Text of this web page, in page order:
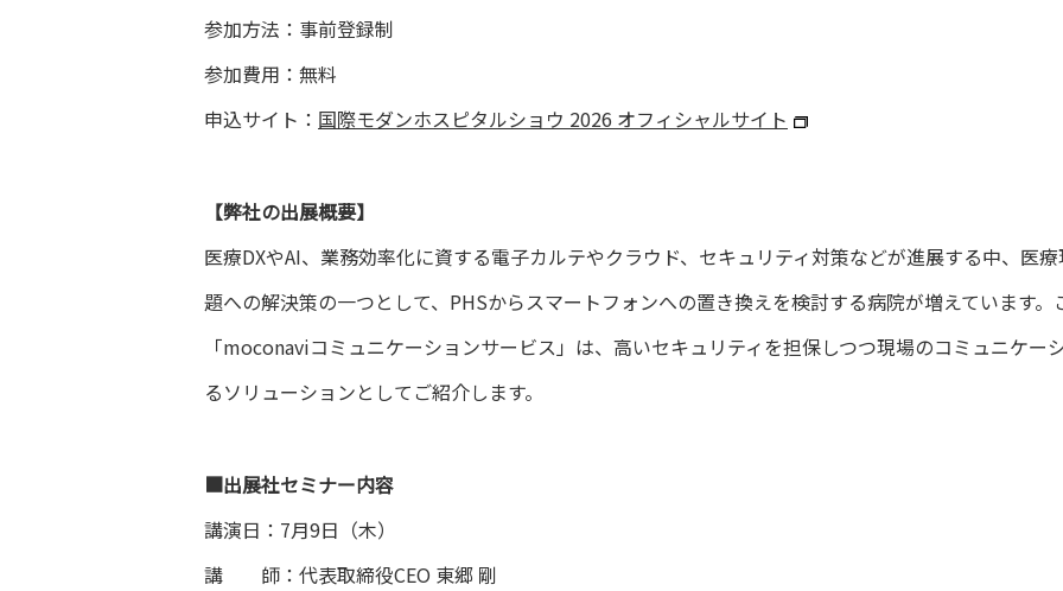
参加方法：事前登録制
参加費用：無料
申込サイト： 国際モダンホスピタルショウ 2026 オフィシャルサイト
【弊社の出展概要】
医療DXやAI、業務効率化に資する電子カルテやクラウド、セキュリティ対策などが進展する中、医
題への解決策の一つとして、PHSからスマートフォンへの置き換えを検討する病院が増えています
「moconaviコミュニケーションサービス」は、高いセキュリティを担保しつつ現場のコミュニケー
るソリューションとしてご紹介します。
■出展社セミナー内容
講演日：7月9日（木）
講 師：代表取締役CEO 東郷 剛